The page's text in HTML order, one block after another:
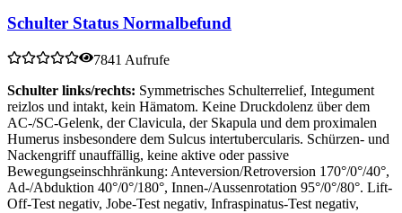
Schulter Status Normalbefund
7841 Aufrufe
Schulter links/rechts: Symmetrisches Schulterrelief, Integument
reizlos und intakt, kein Hämatom. Keine Druckdolenz über dem
AC-/SC-Gelenk, der Clavicula, der Skapula und dem proximalen
Humerus insbesondere dem Sulcus intertubercularis. Schürzen- und
Nackengriff unauffällig, keine aktive oder passive
Bewegungseinschhränkung: Anteversion/Retroversion 170°/0°/40°,
Ad-/Abduktion 40°/0°/180°, Innen-/Aussenrotation 95°/0°/80°. Lift-
Off-Test negativ, Jobe-Test negativ, Infraspinatus-Test negativ,